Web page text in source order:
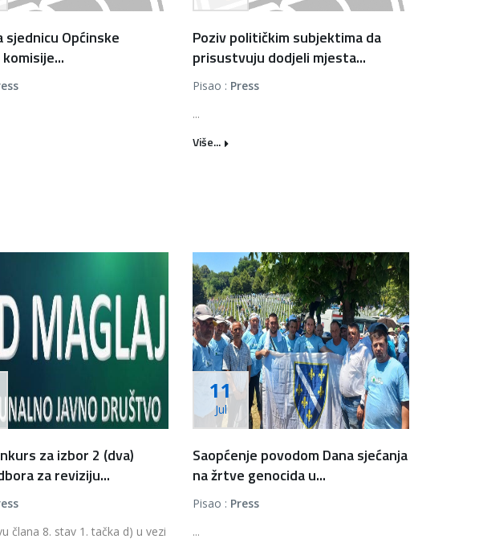
sjednicu Općinske
Poziv političkim subjektima da
prisustvuju dodjeli mjesta...
Pisao : Press
...
Više...
za izbor 2 (dva)
za reviziju...
člana 8. stav 1. tačka d) u vezi
11
Jul
Saopćenje povodom Dana sjećanja
na žrtve genocida u...
Pisao : Press
...